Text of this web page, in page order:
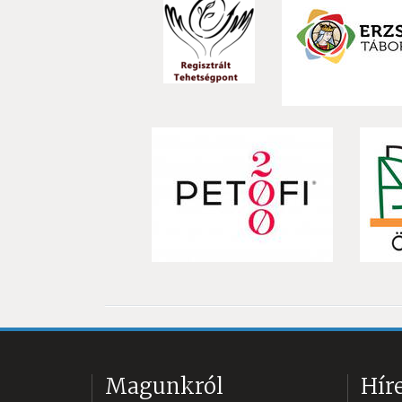
Magunkról